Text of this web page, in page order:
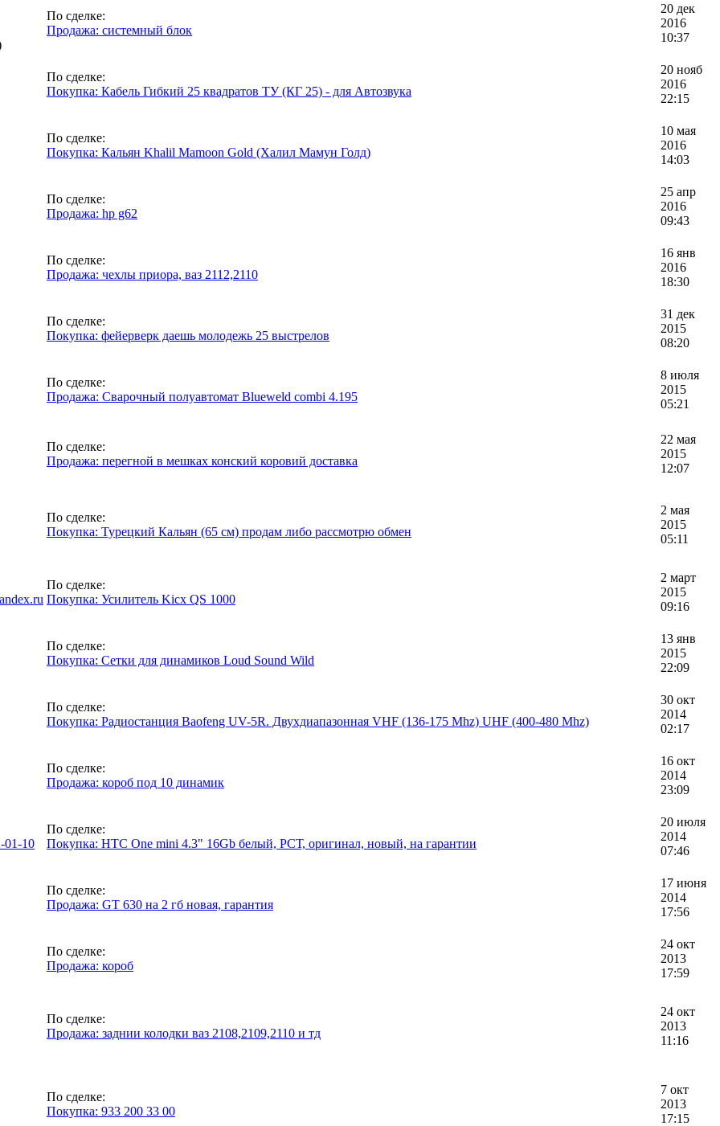
По сделке:
Продажа: системный блок
20 дек
2016
10:37
По сделке:
Покупка: Кабель Гибкий 25 квадратов ТУ (КГ 25) - для Автозвука
20 нояб
2016
22:15
По сделке:
Покупка: Кальян Khalil Mamoon Gold (Халил Мамун Голд)
10 мая
2016
14:03
По сделке:
Продажа: hp g62
25 апр
2016
09:43
По сделке:
Продажа: чехлы приора, ваз 2112,2110
16 янв
2016
18:30
По сделке:
Покупка: фейерверк даешь молодежь 25 выстрелов
31 дек
2015
08:20
По сделке:
Продажа: Сварочный полуавтомат Blueweld combi 4.195
8 июля
2015
05:21
По сделке:
Продажа: перегной в мешках конский коровий доставка
22 мая
2015
12:07
По сделке:
Покупка: Турецкий Кальян (65 см) продам либо рассмотрю обмен
2 мая
2015
05:11
По сделке:
Покупка: Усилитель Kicx QS 1000
2 март
2015
09:16
По сделке:
Покупка: Сетки для динамиков Loud Sound Wild
13 янв
2015
22:09
По сделке:
Покупка: Радиостанция Baofeng UV-5R. Двухдиапазонная VHF (136-175 Mhz) UHF (400-480 Mhz)
30 окт
2014
02:17
По сделке:
Продажа: короб под 10 динамик
16 окт
2014
23:09
01-10
По сделке:
Покупка: HTC One mini 4.3" 16Gb белый, РСТ, оригинал, новый, на гарантии
20 июля
2014
07:46
По сделке:
Продажа: GT 630 на 2 гб новая, гарантия
17 июня
2014
17:56
По сделке:
Продажа: короб
24 окт
2013
17:59
По сделке:
Продажа: заднии колодки ваз 2108,2109,2110 и тд
24 окт
2013
11:16
По сделке:
Покупка: 933 200 33 00
7 окт
2013
17:15